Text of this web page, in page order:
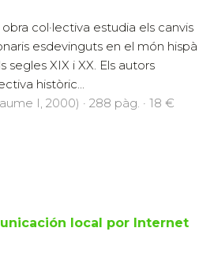
col·lectiva estudia els canvis
esdevinguts en el món hispà
segles XIX i XX. Els autors
històric...
I, 2000) · 288 pàg. · 18 €
local por Internet